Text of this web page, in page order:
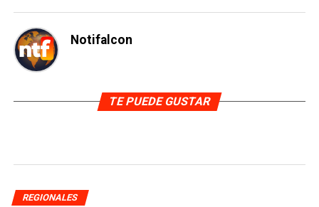
Notifalcon
TE PUEDE GUSTAR
REGIONALES